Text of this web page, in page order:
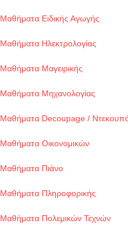
Μαθήματα Ειδικής Αγωγής
Μαθήματα Ηλεκτρολογίας
Μαθήματα Μαγειρικής
Μαθήματα Μηχανολογίας
Μαθήματα Decoupage /
Μαθήματα Οικονομικών
Μαθήματα Πιάνο
Μαθήματα Πληροφορικής
Μαθήματα Πολεμικών Τεχνών